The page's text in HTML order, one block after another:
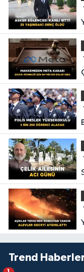
Trend